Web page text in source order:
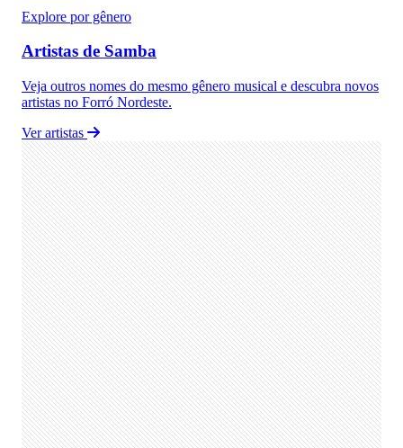
Explore por gênero
Artistas de Samba
Veja outros nomes do mesmo gênero musical e descubra novos
artistas no Forró Nordeste.
Ver artistas